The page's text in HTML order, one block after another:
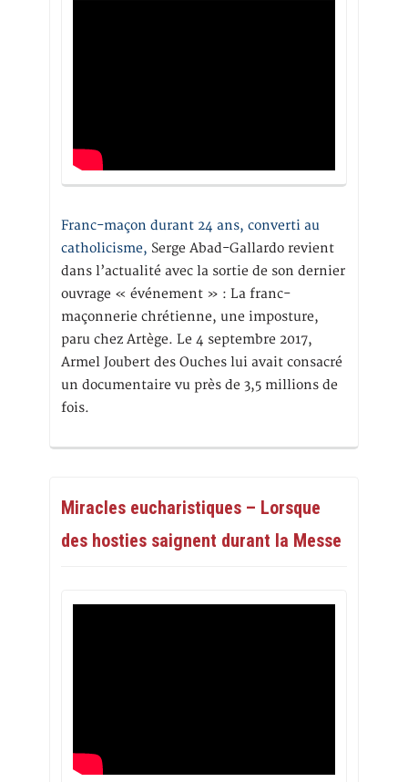
Franc-maçon durant 24 ans, converti au
catholicisme, Serge Abad-Gallardo revient
dans l’actualité avec la sortie de son dernier
ouvrage « événement » : La franc-
maçonnerie chrétienne, une imposture,
paru chez Artège. Le 4 septembre 2017,
Armel Joubert des Ouches lui avait consacré
un documentaire vu près de 3,5 millions de
fois.
Miracles eucharistiques – Lorsque
des hosties saignent durant la Messe